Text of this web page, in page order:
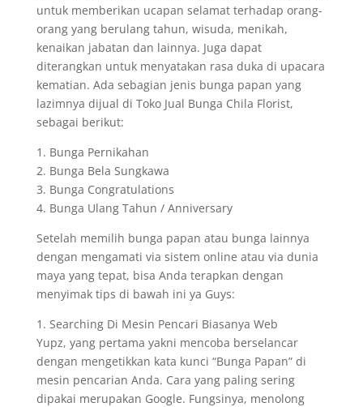
untuk memberikan ucapan selamat terhadap orang-
orang yang berulang tahun, wisuda, menikah,
kenaikan jabatan dan lainnya. Juga dapat
diterangkan untuk menyatakan rasa duka di upacara
kematian. Ada sebagian jenis bunga papan yang
lazimnya dijual di Toko Jual Bunga Chila Florist,
sebagai berikut:
1. Bunga Pernikahan
2. Bunga Bela Sungkawa
3. Bunga Congratulations
4. Bunga Ulang Tahun / Anniversary
Setelah memilih bunga papan atau bunga lainnya
dengan mengamati via sistem online atau via dunia
maya yang tepat, bisa Anda terapkan dengan
menyimak tips di bawah ini ya Guys:
1. Searching Di Mesin Pencari Biasanya Web
Yupz, yang pertama yakni mencoba berselancar
dengan mengetikkan kata kunci “Bunga Papan” di
mesin pencarian Anda. Cara yang paling sering
dipakai merupakan Google. Fungsinya, menolong